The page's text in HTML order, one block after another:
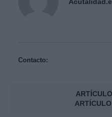
Contacto: